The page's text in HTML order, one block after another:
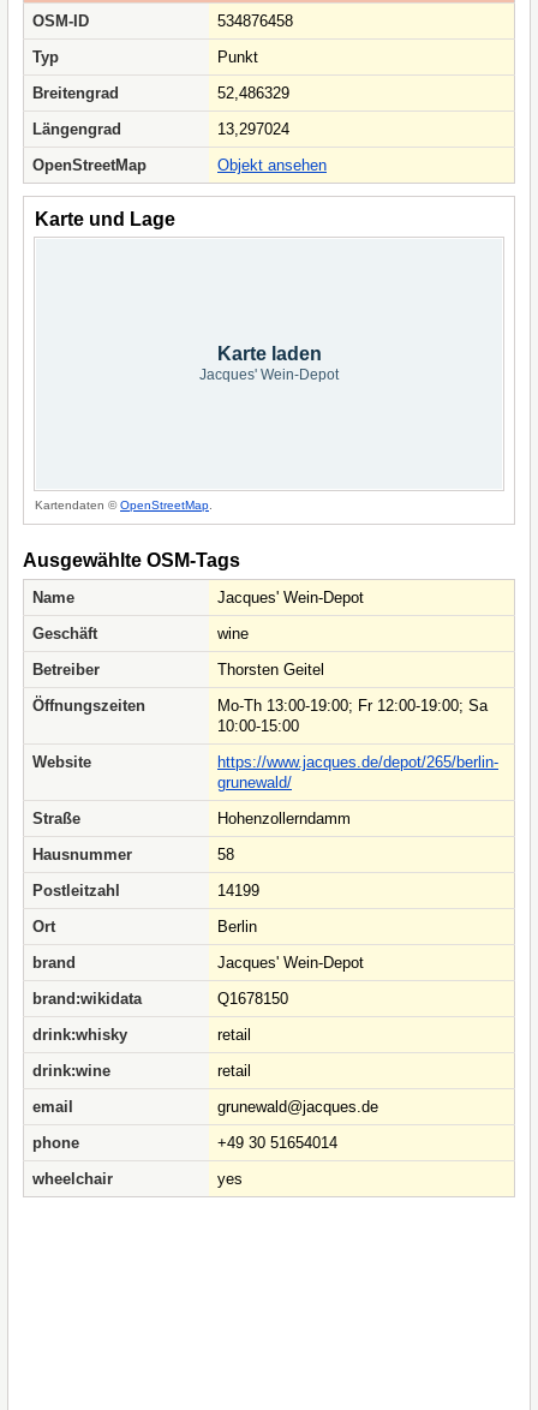
OSM-ID
534876458
Typ
Punkt
Breitengrad
52,486329
Längengrad
13,297024
OpenStreetMap
Objekt ansehen
Karte und Lage
Karte laden
Jacques' Wein-Depot
Kartendaten ©OpenStreetMap
Ausgewählte OSM-Tags
Name
Jacques' Wein-Depot
Geschäft
wine
Betreiber
Thorsten Geitel
Öffnungszeiten
Mo-Th 13:00-19:00; Fr 12:00-19:00; Sa
10:00-15:00
Website
https://www.jacques.de/depot/265/berlin-
grunewald/
Straße
Hohenzollerndamm
Hausnummer
58
Postleitzahl
14199
Ort
Berlin
brand
Jacques' Wein-Depot
brand:wikidata
Q1678150
drink:whisky
retail
drink:wine
retail
email
grunewald@jacques.de
phone
+49 30 51654014
wheelchair
yes